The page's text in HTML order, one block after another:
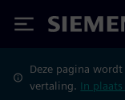
Siemens
Deze pagina
vertaling. In